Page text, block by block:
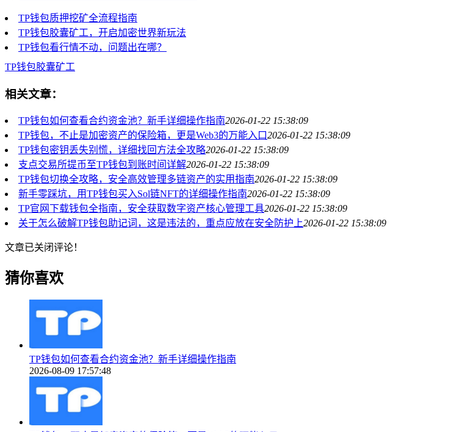
TP钱包质押挖矿全流程指南
TP钱包胶囊矿工，开启加密世界新玩法
TP钱包看行情不动，问题出在哪？
TP钱包胶囊矿工
相关文章：
TP钱包如何查看合约资金池？新手详细操作指南2026-01-22 15:38:09
TP钱包，不止是加密资产的保险箱，更是Web3的万能入口2026-01-22 15:38:09
TP钱包密钥丢失别慌，详细找回方法全攻略2026-01-22 15:38:09
支点交易所提币至TP钱包到账时间详解2026-01-22 15:38:09
TP钱包切换全攻略，安全高效管理多链资产的实用指南2026-01-22 15:38:09
新手零踩坑，用TP钱包买入Sol链NFT的详细操作指南2026-01-22 15:38:09
TP官网下载钱包全指南，安全获取数字资产核心管理工具2026-01-22 15:38:09
关于怎么破解TP钱包助记词，这是违法的，重点应放在安全防护上2026-01-22 15:38:09
文章已关闭评论！
猜你喜欢
TP钱包如何查看合约资金池？新手详细操作指南
2026-08-09 17:57:48